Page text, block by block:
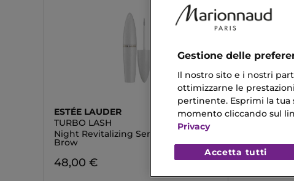
ESTÉE LAUDER
TURBO LASH
Night Revitalizing Serum Lash +
Brow
48,00 €
MESAUDA
24,63 €
Gestione delle
Il nostro sito e i nostri
ottimizzarne le
pertinente. Esprimi la tua
momento cliccando sul
Privacy
Accetta tutti